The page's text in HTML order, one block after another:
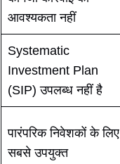
आवश्यकता नहीं
Systematic
Investment Plan
(SIP) उपलब्ध नहीं है
पारंपरिक निवेशकों के लिए
सबसे उपयुक्त